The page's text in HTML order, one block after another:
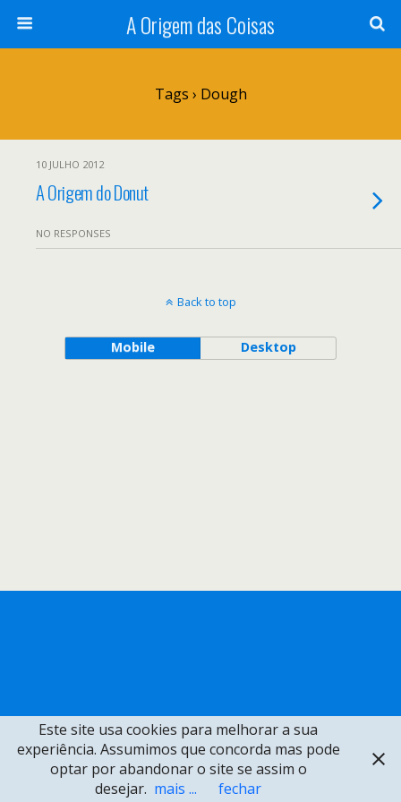
A Origem das Coisas
Tags › Dough
10 JULHO 2012
A Origem do Donut
NO RESPONSES
Back to top
Mobile Desktop
Este site usa cookies para melhorar a sua
experiência. Assumimos que concorda mas pode
optar por abandonar o site se assim o
desejar. mais ... fechar